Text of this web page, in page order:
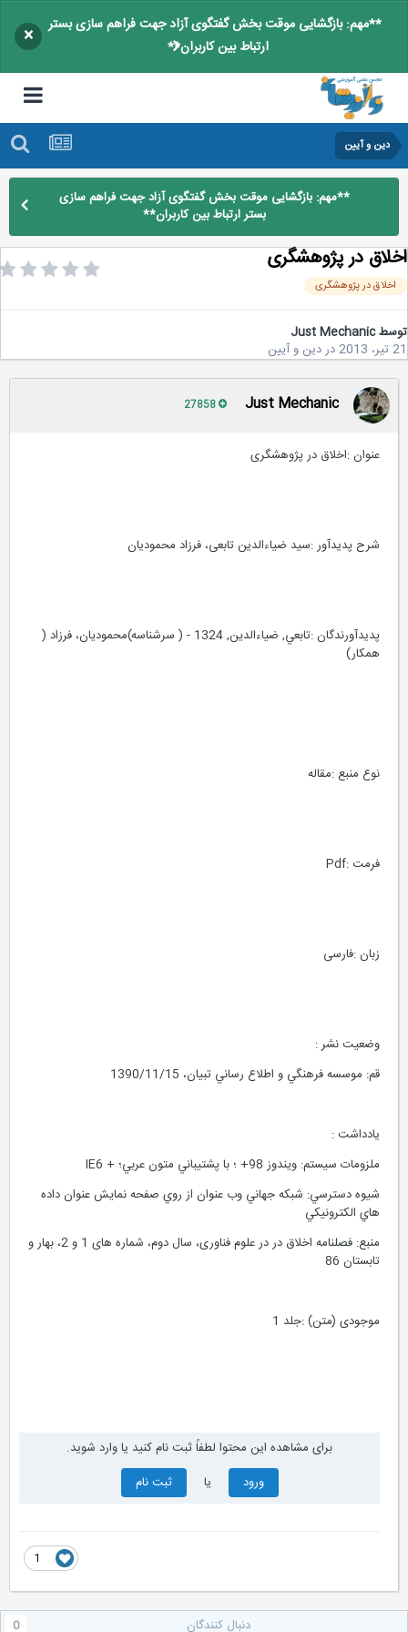
**مهم: بازگشایی موقت بخش گفتگوی آزاد جهت فراهم سازی بستر
ارتباط بین کاربران**
×
دین و آیین
**مهم: بازگشایی موقت بخش گفتگوی آزاد جهت فراهم سازی
بستر ارتباط بین کاربران**
در پژوهشگری
در پژوهشگری
Just Mechanic
دردین و آیین
Just Mechanic
عنوان :اخلاق در پژوهشگری
شرح پدیدآور :سید ضیاءالدین تابعی، فرزاد محمودیان
پدیدآورندگان :تابعي, ضياءالدين, 1324 - ( سرشناسه)محموديان، فرزاد (
همکار)
نوع منبع :مقاله
فرمت :Pdf
زبان :فارسی
وضعیت نشر :
قم: موسسه فرهنگي و اطلاع رساني تبيان، 1390/11/15
یادداشت :
ملزومات سيستم: ويندوز 98+ ؛ با پشتيباني متون عربي؛ + IE6
شيوه دسترسي: شبکه جهاني وب عنوان از روي صفحه نمايش عنوان داده
هاي الکترونيکي
منبع: فصلنامه اخلاق در در علوم فناوری، سال دوم، شماره های 1 و 2، بهار و
تابستان 86
موجودی (متن) :جلد 1
برای مشاهده این محتوا لطفاً ثبت نام کنید یا وارد شوید.
ورود
ثبت نام
دنبال کنندگان